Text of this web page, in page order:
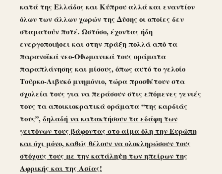
κατά της Ελλάδος και Κύπρου αλλά και εναντίον
όλων των άλλων χωρών της Δύσης οι οποίες δεν
σταματούν ποτέ. Ωστόσο, έχοντας ήδη
ενεργοποιήσει και στην πράξη πολλά από τα
παρανοϊκά νεο-Οθωμανικά τους οράματα
παραπλάνησης και μίσους, όπως αυτό το γελοίο
Τούρκο-Λιβυκό μνημόνιο, τώρα προσθέτουν στα
σχολεία τους για να περάσουν στις επόμενες γενιές
τους τα αποικιοκρατικά οράματα “της καρδιάς
τους”,δηλαδή να κατακτήσουν τα εδάφη των
γειτόνων τους βάφοντας στο αίμα όλη την Ευρώπη
και όχι μόνο, καθώς θέλουν να ολοκληρώσουν τους
στόχους τους με την κατάληψη των ηπείρων της
Αφρικής και της Ασίας!